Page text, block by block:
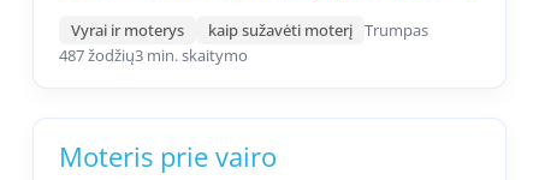
Vyrai ir moterys kaip sužavėti moterį Trumpas
487 žodžių3 min. skaitymo
Moteris prie vairo